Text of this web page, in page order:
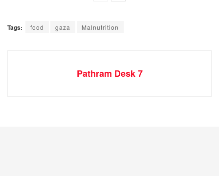
Tags: food gaza Malnutrition
Pathram Desk 7